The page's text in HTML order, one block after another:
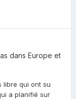
dans Europe et
libre qui ont su
a planifié sur